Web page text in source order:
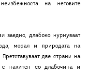
на неговите
заедно, длабоко нурнуваат
морал и природата на
Претставуваат две страни на
е накитен со длабочина и